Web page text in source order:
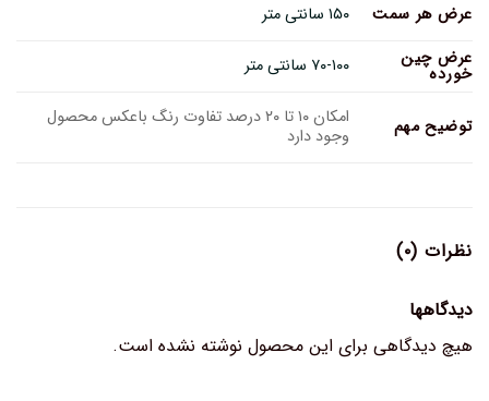
عرض هر سمت
۱۵۰ سانتی متر
عرض چین
خورده ۷۰-۱۰۰ سانتی متر
توضیح مهم امکان ۱۰ تا ۲۰ درصد تفاوت رنگ باعکس محصول
وجود دارد
نظرات (۰)
دیدگاهها
هیچ دیدگاهی برای این محصول نوشته نشده است.